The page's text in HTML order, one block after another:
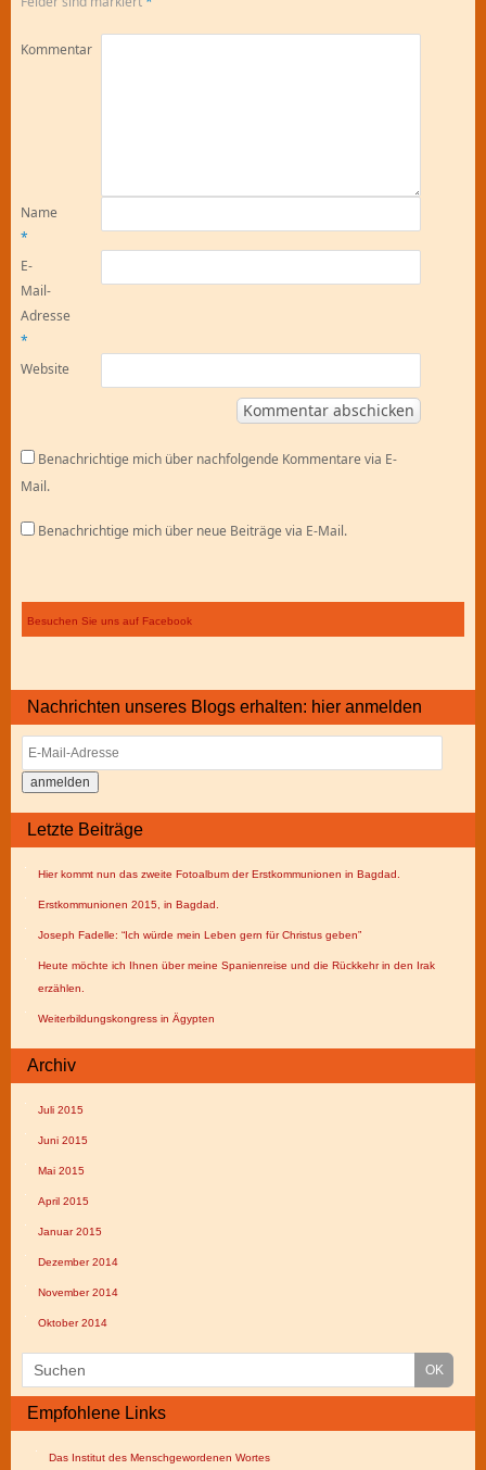
Kommentar
Name
*
E-
Mail-
Adresse
*
Website
Benachrichtige mich über nachfolgende Kommentare via E-
Mail.
Benachrichtige mich über neue Beiträge via E-Mail.
Besuchen Sie uns auf Facebook
Nachrichten unseres Blogs erhalten: hier anmelden
E-
Mail-
Adresse
Letzte Beiträge
Hier kommt nun das zweite Fotoalbum der Erstkommunionen in Bagdad.
Erstkommunionen 2015, in Bagdad.
Joseph Fadelle: “Ich würde mein Leben gern für Christus geben”
Heute möchte ich Ihnen über meine Spanienreise und die Rückkehr in den Irak
erzählen.
Weiterbildungskongress in Ägypten
Archiv
Juli 2015
Juni 2015
Mai 2015
April 2015
Januar 2015
Dezember 2014
November 2014
Oktober 2014
Empfohlene Links
Das Institut des Menschgewordenen Wortes